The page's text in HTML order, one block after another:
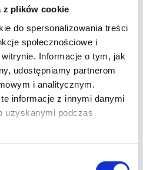
z plików cookie
do spersonalizowania treści
społecznościowe i
Informacje o tym, jak
udostępniamy partnerom
i analitycznym.
informacje z innymi danymi
uzyskanymi podczas
zobaczyć cenę
BOMBA EDP